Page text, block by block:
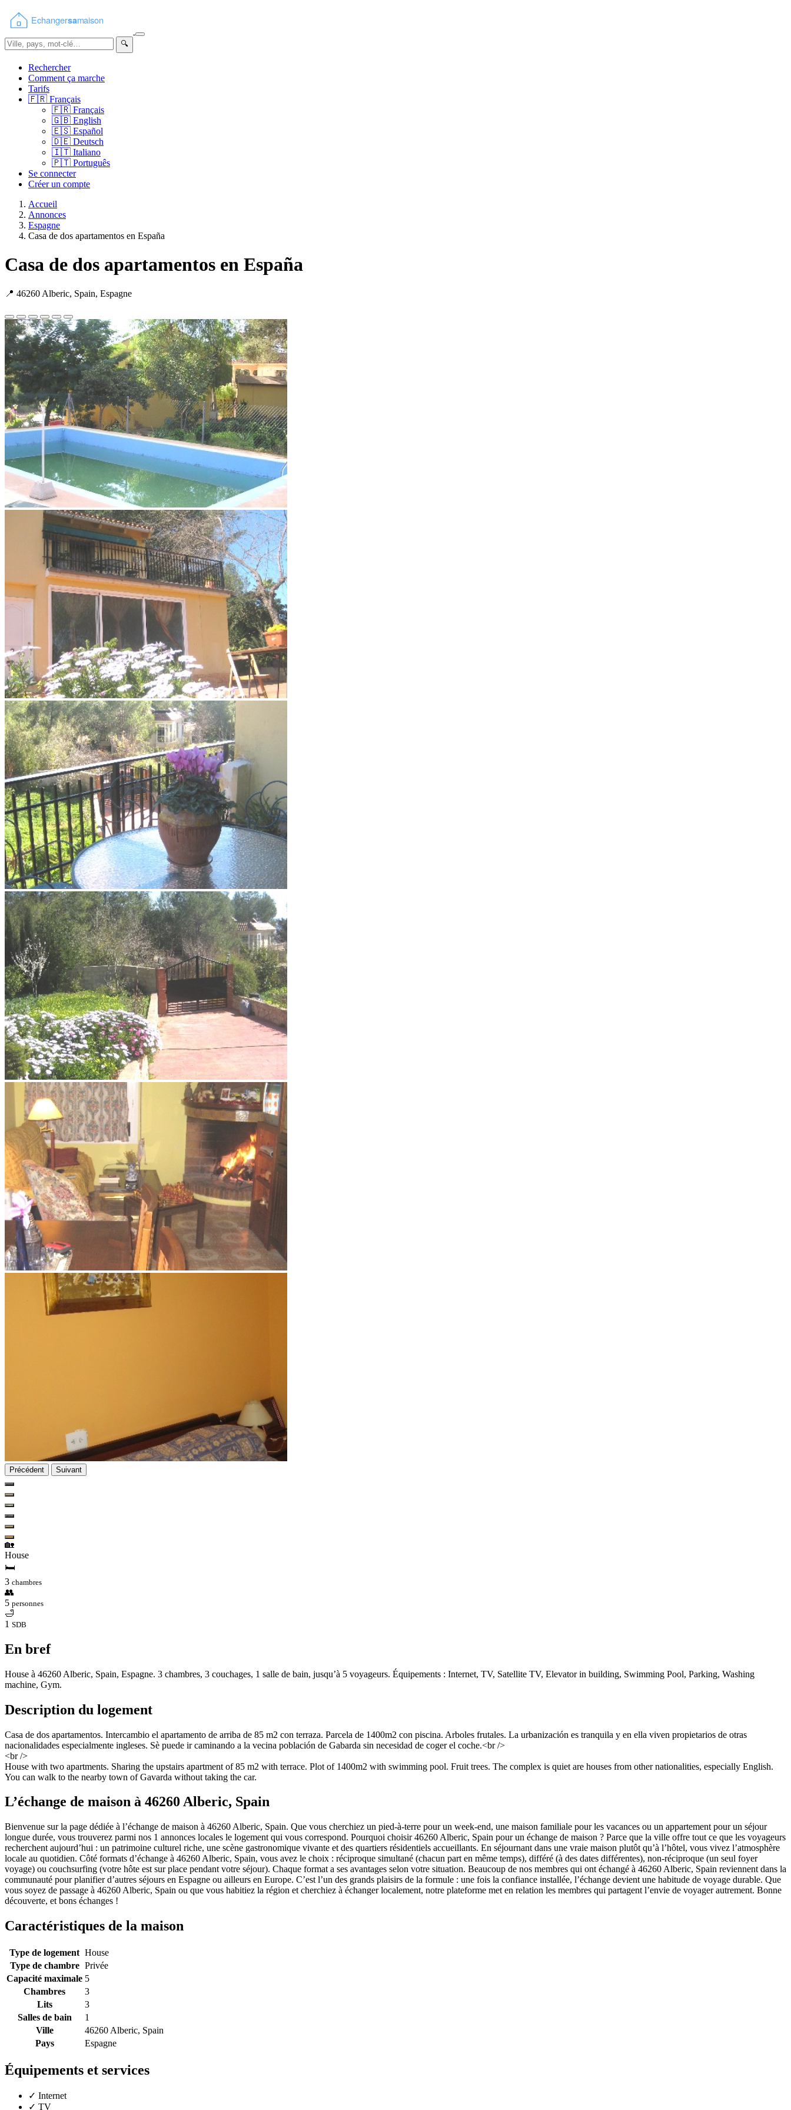
🔍
Rechercher
Comment ça marche
Tarifs
🇫🇷 Français
🇫🇷 Français
🇬🇧 English
🇪🇸 Español
🇩🇪 Deutsch
🇮🇹 Italiano
🇵🇹 Português
Se connecter
Créer un compte
Accueil
Annonces
Espagne
Casa de dos apartamentos en España
Casa de dos apartamentos en España
📍 46260 Alberic, Spain, Espagne
Précédent Suivant
🏡
House
🛏
3 chambres
👥
5 personnes
🛁
1 SDB
En bref
House à 46260 Alberic, Spain, Espagne. 3 chambres, 3 couchages, 1 salle de bain, jusqu’à 5 voyageurs. Équipements : Internet, TV, Satellite TV, Elevator in building, Swimming Pool, Parking, Washing
machine, Gym.
Description du logement
Casa de dos apartamentos. Intercambio el apartamento de arriba de 85 m2 con terraza. Parcela de 1400m2 con piscina. Arboles frutales. La urbanización es tranquila y en ella viven propietarios de otras
nacionalidades especialmente ingleses. Sè puede ir caminando a la vecina población de Gabarda sin necesidad de coger el coche.<br />
<br />
House with two apartments. Sharing the upstairs apartment of 85 m2 with terrace. Plot of 1400m2 with swimming pool. Fruit trees. The complex is quiet are houses from other nationalities, especially English.
You can walk to the nearby town of Gavarda without taking the car.
L’échange de maison à 46260 Alberic, Spain
Bienvenue sur la page dédiée à l’échange de maison à 46260 Alberic, Spain. Que vous cherchiez un pied-à-terre pour un week-end, une maison familiale pour les vacances ou un appartement pour un séjour
longue durée, vous trouverez parmi nos 1 annonces locales le logement qui vous correspond. Pourquoi choisir 46260 Alberic, Spain pour un échange de maison ? Parce que la ville offre tout ce que les voyageurs
recherchent aujourd’hui : un patrimoine culturel riche, une scène gastronomique vivante et des quartiers résidentiels accueillants. En séjournant dans une vraie maison plutôt qu’à l’hôtel, vous vivez l’atmosphère
locale au quotidien. Côté formats d’échange à 46260 Alberic, Spain, vous avez le choix : réciproque simultané (chacun part en même temps), différé (à des dates différentes), non-réciproque (un seul foyer
voyage) ou couchsurfing (votre hôte est sur place pendant votre séjour). Chaque format a ses avantages selon votre situation. Beaucoup de nos membres qui ont échangé à 46260 Alberic, Spain reviennent dans la
communauté pour planifier d’autres séjours en Espagne ou ailleurs en Europe. C’est l’un des grands plaisirs de la formule : une fois la confiance installée, l’échange devient une habitude de voyage durable. Que
vous soyez de passage à 46260 Alberic, Spain ou que vous habitiez la région et cherchiez à échanger localement, notre plateforme met en relation les membres qui partagent l’envie de voyager autrement. Bonne
découverte, et bons échanges !
Caractéristiques de la maison
Type de logement House
Type de chambre Privée
Capacité maximale 5
Chambres
3
Lits
3
Salles de bain
1
Ville
46260 Alberic, Spain
Pays
Espagne
Équipements et services
✓ Internet
✓ TV